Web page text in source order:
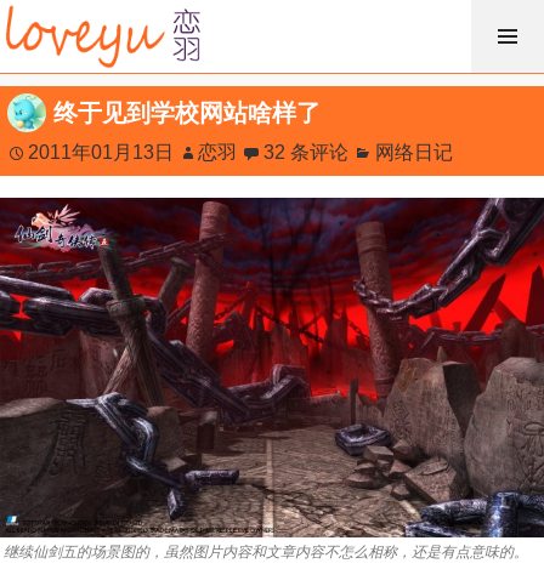
跳
过
内
容
终于见到学校网站啥样了
2011年01月13日 恋羽 32 条评论 网络日记
继续仙剑五的场景图的，虽然图片内容和文章内容不怎么相称，还是有点意味的。